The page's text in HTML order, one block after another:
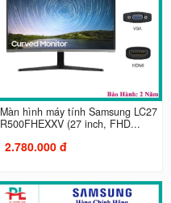
Màn hình máy tính Samsung LC27
R500FHEXXV (27 inch, FHD...
2.780.000 đ